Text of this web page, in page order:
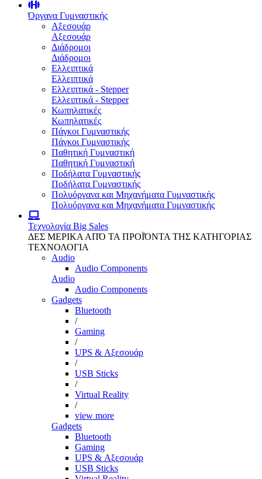
Όργανα Γυμναστικής
Αξεσουάρ
Αξεσουάρ
Διάδρομοι
Διάδρομοι
Ελλειπτικά
Ελλειπτικά
Ελλειπτικά - Stepper
Ελλειπτικά - Stepper
Κωπηλατικές
Κωπηλατικές
Πάγκοι Γυμναστικής
Πάγκοι Γυμναστικής
Παθητική Γυμναστική
Παθητική Γυμναστική
Ποδήλατα Γυμναστικής
Ποδήλατα Γυμναστικής
Πολυόργανα και Μηχανήματα Γυμναστικής
Πολυόργανα και Μηχανήματα Γυμναστικής
Τεχνολογία Big Sales
ΔΕΣ ΜΕΡΙΚΑ ΑΠΌ ΤΑ ΠΡΟΪΌΝΤΑ ΤΗΣ ΚΑΤΗΓΟΡΙΑΣ
ΤΕΧΝΟΛΟΓΙΑ
Audio
Audio Components
Audio
Audio Components
Gadgets
Bluetooth
/
Gaming
/
UPS & Αξεσουάρ
/
USB Sticks
/
Virtual Reality
/
view more
Gadgets
Bluetooth
Gaming
UPS & Αξεσουάρ
USB Sticks